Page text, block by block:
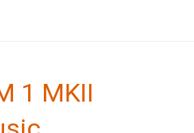
1 MKII